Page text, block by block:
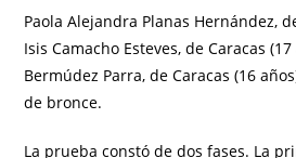
Paola Alejandra Planas Hernández,
Isis Camacho Esteves, de Caracas
Bermúdez Parra, de Caracas (16
de bronce.
La prueba constó de dos fases. La